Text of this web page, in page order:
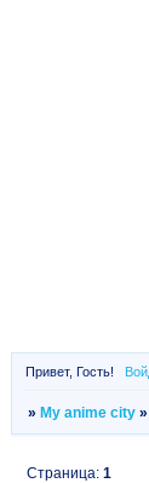
Привет, Гость!
» My anime city »
Страница: 1